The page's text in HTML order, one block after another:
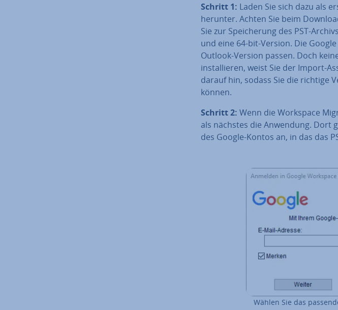
Schritt 1: Laden Sie sich dazu als
herunter. Achten Sie beim
Sie zur Spei­che­rung des PST-
und eine 64-bit-Version. Die
Outlook-Version passen. Doch
in­stal­lie­ren, weist Sie der Import-
darauf hin, sodass Sie die richtige
können.
Schritt 2: Wenn die Workspace
als nächstes die Anwendung. Dort
des Google-Kontos an, in das das
Wählen Sie das